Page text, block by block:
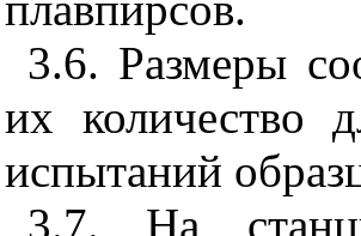
3.6. Размеры
их количество
испытаний
3.7. На